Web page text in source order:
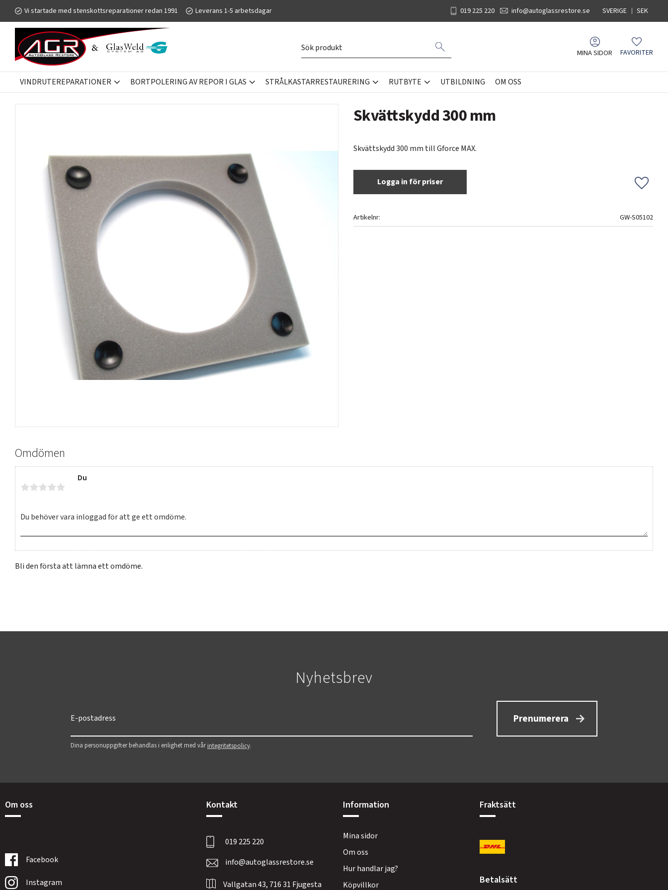
Vi startade med stenskottsreparationer redan 1991 Leverans 1-5 arbetsdagar 019 225 220 info@autoglassrestore.se SVERIGE SEK
MINA SIDOR Favoriter
FAVORITER
VINDRUTEREPARATIONER BORTPOLERING AV REPOR I GLAS STRÅLKASTARRESTAURERING RUTBYTE UTBILDNING OM OSS
BORTPOLERING AV REPOR I GLAS GLASWELD GFORCE TILLBEHÖR - VERKTYG
Skvättskydd 300 mm
Skvättskydd 300 mm till Gforce MAX.
Logga in för priser
Lägg
Artikelnr GW-S05102
Omdömen
Du
Bli den första att lämna ett omdöme.
Nyhetsbrev
Prenumerera
Dina personuppgifter behandlas i enlighet med vårintegritetspolicy.
Om oss
Facebook
Instagram
Kontakt
019 225 220
info@autoglassrestore.se
Vallgatan 43, 716 31 Fjugesta
Information
Mina sidor
Om oss
Hur handlar jag?
Köpvillkor
Fraktsätt
Betalsätt